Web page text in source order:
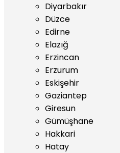
Diyarbakır
Düzce
Edirne
Elazığ
Erzincan
Erzurum
Eskişehir
Gaziantep
Giresun
Gümüşhane
Hakkari
Hatay